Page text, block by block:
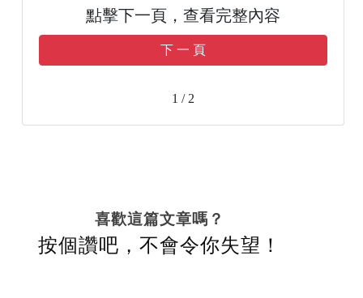
點擊下一頁，查看完整內容
下 一 頁
1 / 2
喜歡這篇文章嗎？
按個讚吧，不會令你失望！